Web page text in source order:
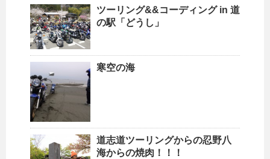
ツーリング&&コーディング in 道
の駅「どうし」
寒空の海
道志道ツーリングからの忍野八
海からの焼肉！！！